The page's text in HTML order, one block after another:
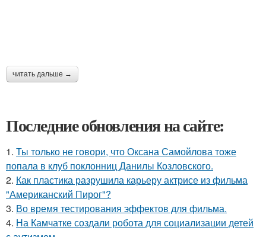
читать дальше →
Последние обновления на сайте:
1. Ты только не говори, что Оксана Самойлова тоже
попала в клуб поклонниц Данилы Козловского.
2. Как пластика разрушила карьеру актрисе из фильма
"Американский Пирог"?
3. Во время тестирования эффектов для фильма.
4. На Камчатке создали робота для социализации детей